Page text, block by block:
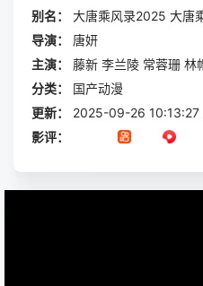
个富二代阴差阳错的组合共闯
旅。二人来到扬州洛家，却遭
手，江湖称“中原双凶”。二人
一个有武功不会用（祖悲秋）
对其误会却不断加深，武林正
战，歙州夜战，聚义厅论战等
们的大阴谋......郑东霆为维护
阳论剑大会上，使出神剑满天
大会后，又踏上了西征天山，
仇的旅程......
别名：
大唐乘风录2025 大唐
导演：
唐妍
主演：
藤新 李兰陵 常蓉珊 林
分类：
国产动漫
更新：
2025-09-26 10:13:27
影评：